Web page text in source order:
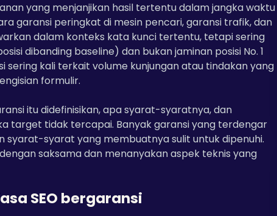
yang menjanjikan hasil tertentu dalam jangka waktu
garansi peringkat di mesin pencari, garansi trafik, dan
dalam konteks kata kunci tertentu, tetapi sering
dibanding baseline) dan bukan jaminan posisi No. 1
kali terkait volume kunjungan atau tindakan yang
formulir.
itu didefinisikan, apa syarat-syaratnya, dan
target tidak tercapai. Banyak garansi yang terdengar
syarat yang membuatnya sulit untuk dipenuhi.
saksama dan menanyakan aspek teknis yang
SEO bergaransi